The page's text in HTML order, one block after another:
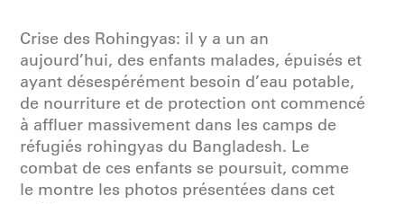
Crise des Rohingyas: il y a un an
aujourd’hui, des enfants malades, épuisés et
ayant désespérément besoin d’eau potable,
de nourriture et de protection ont commencé
à affluer massivement dans les camps de
réfugiés rohingyas du Bangladesh. Le
combat de ces enfants se poursuit, comme
le montre les photos présentées dans cet